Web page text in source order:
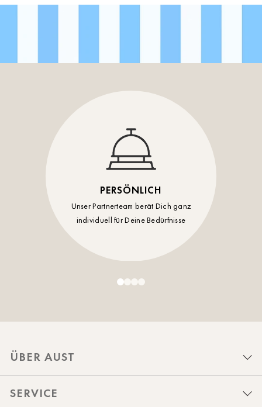
PERSÖNLICH
Unser Partnerteam berät Dich ganz
individuell für Deine Bedürfnisse
ÜBER AUST
SERVICE